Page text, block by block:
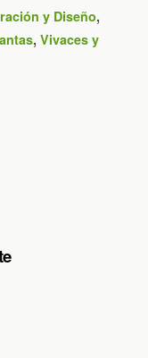
y Diseño,
, Vivaces y